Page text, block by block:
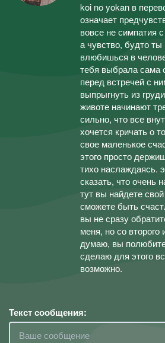
koi no yokan в
означает
вовсе не симпатия
а чувство, будто ты
влюбишься в
тебя выбрала сама
перед встречей с
выпрыгнуть из
животе начинают
сильно, что все
хочется кричать о
свое маленькое
этого просто
тихо наслаждаясь.
сказать, что очень
тут вы найдете свой
сможете быть
вы не сразу
меня, но со второго
думаю, вы
сделаю для этого
возможно.
Текст сообщения: